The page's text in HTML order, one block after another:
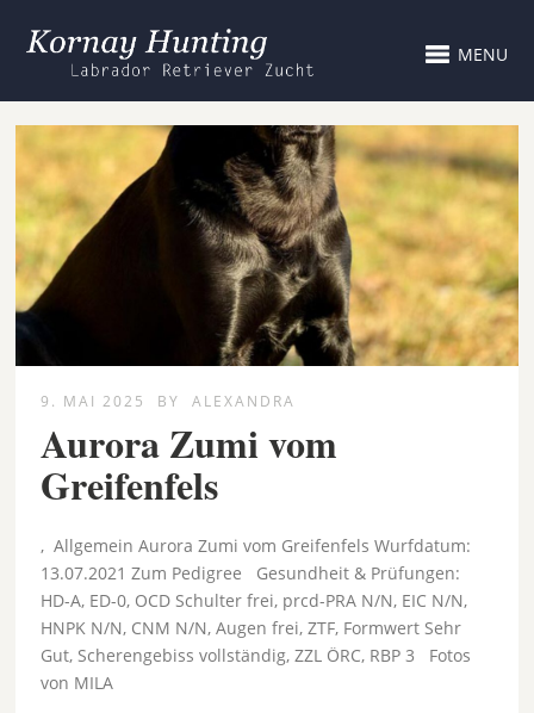
MENU
9. MAI 2025 BY ALEXANDRA
Aurora Zumi vom
Greifenfels
, Allgemein Aurora Zumi vom Greifenfels Wurfdatum:
13.07.2021 Zum Pedigree Gesundheit & Prüfungen:
HD-A, ED-0, OCD Schulter frei, prcd-PRA N/N, EIC N/N,
HNPK N/N, CNM N/N, Augen frei, ZTF, Formwert Sehr
Gut, Scherengebiss vollständig, ZZL ÖRC, RBP 3 Fotos
von MILA